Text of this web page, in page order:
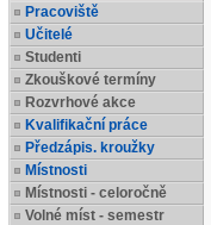
Pracoviště
Učitelé
Studenti
Zkouškové termíny
Rozvrhové akce
Kvalifikační práce
Předzápis. kroužky
Místnosti
Místnosti - celoročně
Volné míst - semestr